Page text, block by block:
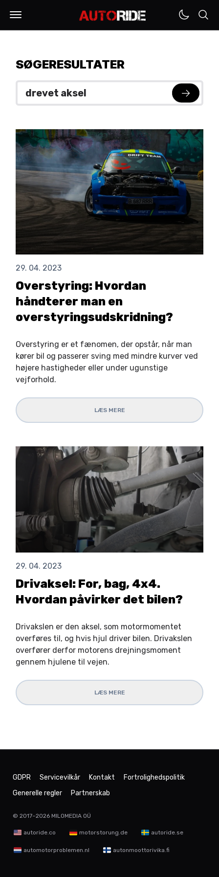
SØGERESULTATER
29. 04. 2023
Overstyring: Hvordan
håndterer man en
overstyringsudskridning?
Overstyring er et fænomen, der opstår, når man
kører bil og passerer sving med mindre kurver ved
højere hastigheder eller under ugunstige
vejforhold.
LÆS MERE
29. 04. 2023
Drivaksel: For, bag, 4x4.
Hvordan påvirker det bilen?
Drivakslen er den aksel, som motormomentet
overføres til, og hvis hjul driver bilen. Drivakslen
overfører derfor motorens drejningsmoment
gennem hjulene til vejen.
LÆS MERE
GDPR Servicevilkår Kontakt
Fortrolighedspolitik
Generelle regler
Partnerskab
© 2017–2026 MILOMEDIA OÜ
autoride.co motorstorung.de autoride.se
automotorproblemen.nl autonmoottorivika.fi